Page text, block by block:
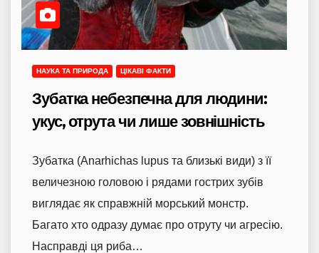
НАУКА ТА ПРИРОДА ЦІКАВІ ФАКТИ
Зубатка небезпечна для людини:
укус, отрута чи лише зовнішність
Зубатка (Anarhichas lupus та близькі види) з її
величезною головою і рядами гострих зубів
виглядає як справжній морський монстр.
Багато хто одразу думає про отруту чи агресію.
Насправді ця риба…